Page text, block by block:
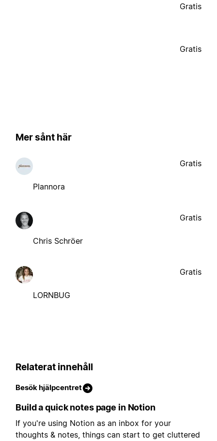
Gratis
Gratis
Mer sånt här
Plannora
Gratis
Chris Schröer
Gratis
LORNBUG
Gratis
Relaterat innehåll
Besök hjälpcentret
Build a quick notes page in Notion
If you're using Notion as an inbox for your
thoughts & notes, things can start to get cluttered